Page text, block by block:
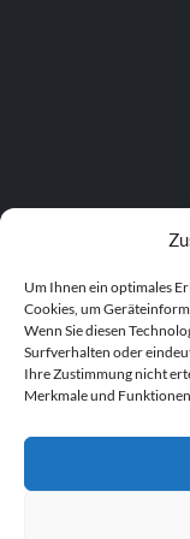
Um Ihnen ein optimales
Cookies, um
Wenn Sie diesen
Surfverhalten oder
Ihre Zustimmung nicht
Merkmale und